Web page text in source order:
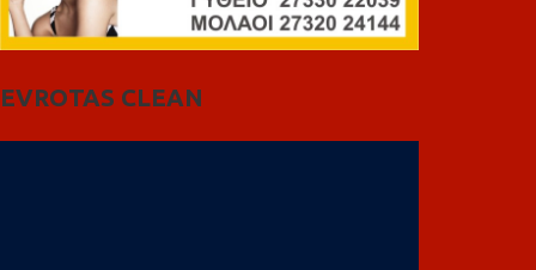
EVROTAS CLEAN